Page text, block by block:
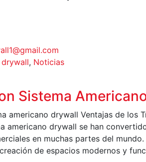
, Noticias
Sistema
americano drywall Ventajas de los
americano drywall se han
en muchas partes del
de espacios modernos y